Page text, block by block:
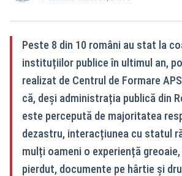
Peste 8 din 10 români au stat la
instituțiilor publice în ultimul an,
realizat de Centrul de Formare
că, deși administrația publică din
este percepută de majoritatea
dezastru, interacțiunea cu statul
mulți oameni o experiență
pierdut, documente pe hârtie și